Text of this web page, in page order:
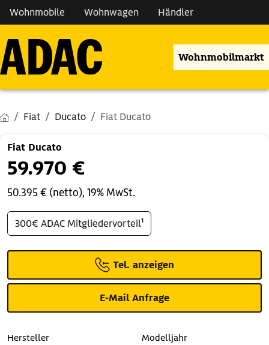
Wohnmobile Wohnwagen Händler
Wohnmobilmarkt
Fiat Ducato Fiat Ducato
Fiat Ducato
59.970 €
50.395 € (netto), 19% MwSt.
300€ ADAC Mitgliedervorteil¹
Tel. anzeigen
E-Mail Anfrage
Hersteller
Modelljahr